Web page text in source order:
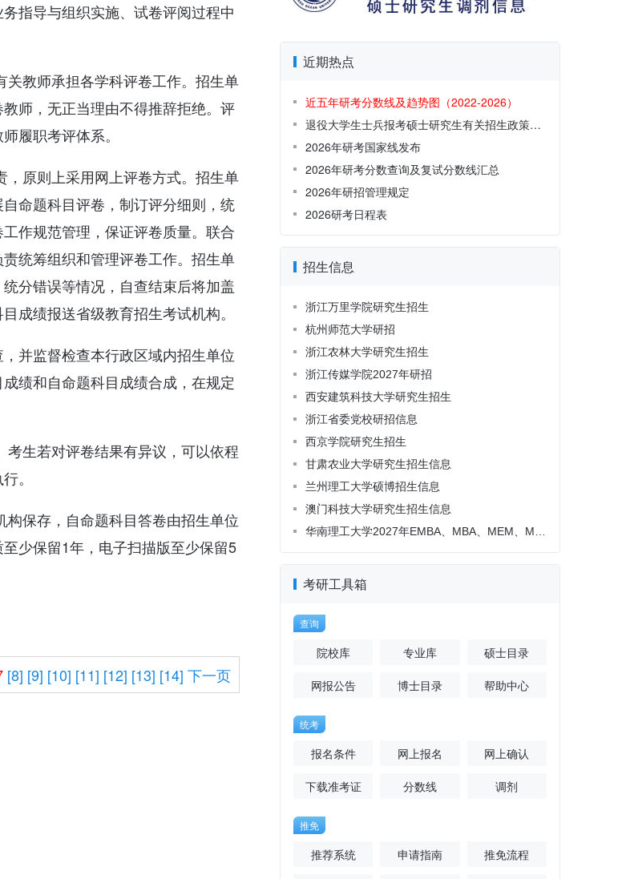
指导与组织实施、试卷评阅过程中
教师承担各学科评卷工作。招生单
师，无正当理由不得推辞拒绝。评
履职考评体系。
原则上采用网上评卷方式。招生单
命题科目评卷，制订评分细则，统
作规范管理，保证评卷质量。联合
统筹组织和管理评卷工作。招生单
分错误等情况，自查结束后将加盖
成绩报送省级教育招生考试机构。
并监督检查本行政区域内招生单位
绩和自命题科目成绩合成，在规定
生若对评卷结果有异议，可以依程
。
保存，自命题科目答卷由招生单位
少保留1年，电子扫描版至少保留5
[8] [9] [10] [11] [12] [13] [14] 下一页
近期热点
近五年研考分数线及趋势图（2022-2026）
退役大学生士兵报考硕士研究生有关招生政策解读
2026年研考国家线发布
2026年研考分数查询及复试分数线汇总
2026年研招管理规定
2026研考日程表
招生信息
考研工具箱
查询
院校库 专业库 硕士目录
网报公告 博士目录 帮助中心
统考
报名条件 网上报名 网上确认
下载准考证 分数线 调剂
推免
推荐系统 申请指南 推免流程